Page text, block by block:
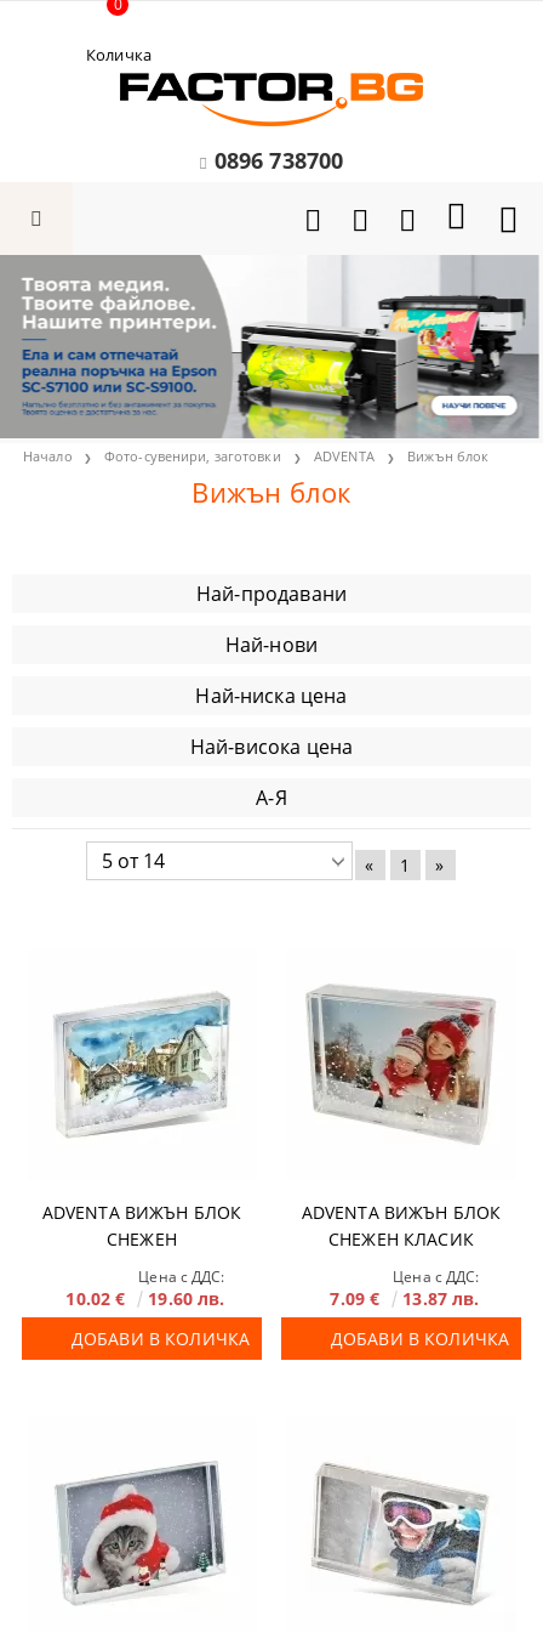
Количка
0
0896 738700
Начало Фото-сувенири, заготовки ADVENTA Вижън блок
Вижън блок
Най-продавани
Най-нови
Най-ниска цена
Най-висока цена
А-Я
« 1 »
ADVENTA ВИЖЪН БЛОК
СНЕЖЕН
Цена с ДДС:
10.02 €
19.60 лв.
ДОБАВИ В КОЛИЧКА
ADVENTA ВИЖЪН БЛОК
СНЕЖЕН КЛАСИК
Цена с ДДС:
7.09 €
13.87 лв.
ДОБАВИ В КОЛИЧКА